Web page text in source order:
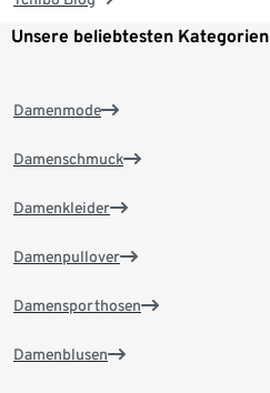
Unsere beliebtesten Kategorien
Damenmode
Damenschmuck
Damenkleider
Damenpullover
Damensporthosen
Damenblusen